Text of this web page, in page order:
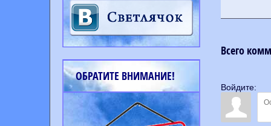
Всего
Войдите:
ОБРАТИТЕ ВНИМАНИЕ!